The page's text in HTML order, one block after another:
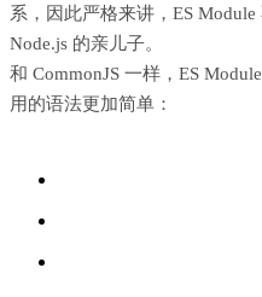
系，因此严格来讲，ES
Node.js 的亲儿子。
和 CommonJS 一样，ES
用的语法更加简单：